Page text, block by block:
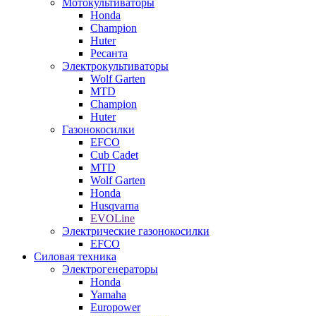
Мотокультиваторы
Honda
Champion
Huter
Ресанта
Электрокультиваторы
Wolf Garten
MTD
Champion
Huter
Газонокосилки
EFCO
Cub Cadet
MTD
Wolf Garten
Honda
Husqvarna
EVOLine
Электрические газонокосилки
EFCO
Силовая техника
Электрогенераторы
Honda
Yamaha
Europower